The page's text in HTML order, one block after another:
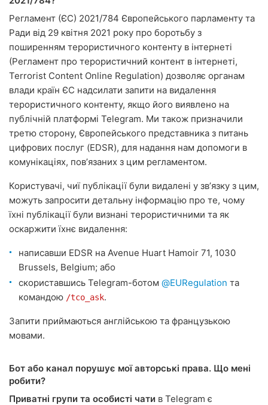
Регламент (ЄС) 2021/784 Європейського парламенту та
Ради від 29 квітня 2021 року про боротьбу з
поширенням терористичного контенту в інтернеті
(Регламент про терористичний контент в інтернеті,
Terrorist Content Online Regulation) дозволяє органам
влади країн ЄС надсилати запити на видалення
терористичного контенту, якщо його виявлено на
публічній платформі Telegram. Ми також призначили
третю сторону, Європейського представника з питань
цифрових послуг (EDSR), для надання нам допомоги в
комунікаціях, повʼязаних з цим регламентом.
Користувачі, чиї публікації були видалені у звʼязку з цим,
можуть запросити детальну інформацію про те, чому
їхні публікації були визнані терористичними та як
оскаржити їхнє видалення:
написавши EDSR на Avenue Huart Hamoir 71, 1030
Brussels, Belgium; або
скориставшись Telegram-ботом @EURegulation та
командою /tco_ask.
Запити приймаються англійською та французькою
мовами.
Бот або канал порушує мої авторські права. Що мені
робити?
Приватні групи та особисті чати в Telegram є